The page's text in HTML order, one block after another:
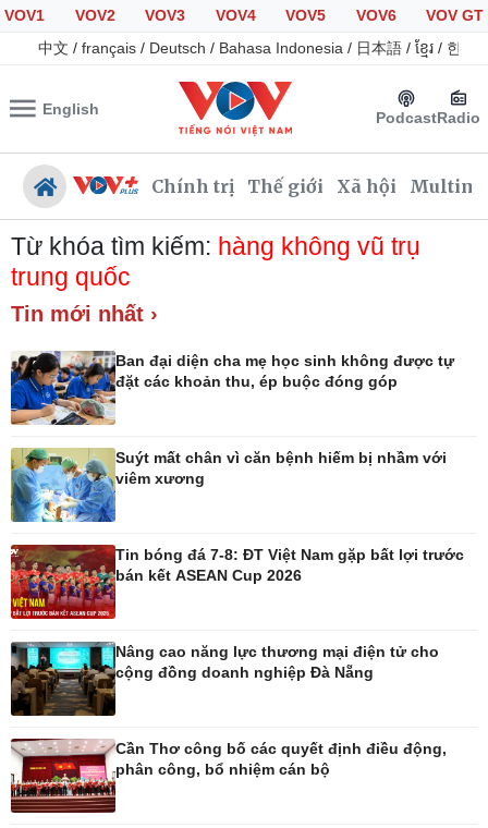
VOV1 VOV2 VOV3 VOV4 VOV5 VOV6
VOV GT
中文 / français / Deutsch / Bahasa Indonesia / 日本語 / ខ្មែរ / 한국
English PodcastRadio
Chính trị Thế giới Xã hội
Chính trị
Tổ chức nhân sự
Quốc hội
Nhận diện sự thật
Giáo dục
Dự báo thời tiết
Biển đảo
Quan sát
Cuộc sống đó đây
Hồ sơ
Ảnh
Kinh tế
Bất động sản
Khởi nghiệp
Giá vàng
Tiêu dùng
Từ khóa tìm kiếm: hàng không vũ trụ
trung quốc
Tin mới nhất ›
Ban đại diện cha mẹ học sinh không được tự
đặt các khoản thu, ép buộc đóng góp
Suýt mất chân vì căn bệnh hiếm bị nhầm với
viêm xương
Tin bóng đá 7-8: ĐT Việt Nam gặp bất lợi trước
bán kết ASEAN Cup 2026
Nâng cao năng lực thương mại điện tử cho
cộng đồng doanh nghiệp Đà Nẵng
Cần Thơ công bố các quyết định điều động,
phân công, bổ nhiệm cán bộ